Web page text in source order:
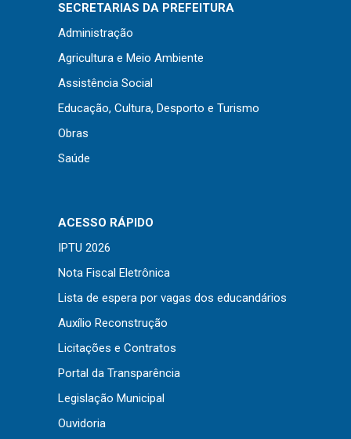
SECRETARIAS DA PREFEITURA
Administração
Agricultura e Meio Ambiente
Assistência Social
Educação, Cultura, Desporto e Turismo
Obras
Saúde
ACESSO RÁPIDO
IPTU 2026
Nota Fiscal Eletrônica
Lista de espera por vagas dos educandários
Auxílio Reconstrução
Licitações e Contratos
Portal da Transparência
Legislação Municipal
Ouvidoria